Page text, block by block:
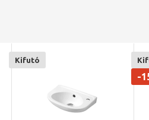
Kifutó
-